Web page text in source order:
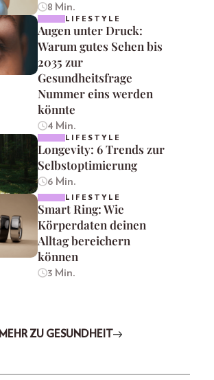
8 Min.
LIFESTYLE
Augen unter Druck:
Warum gutes Sehen bis
2035 zur
Gesundheitsfrage
Nummer eins werden
könnte
4 Min.
LIFESTYLE
Longevity: 6 Trends zur
Selbstoptimierung
6 Min.
LIFESTYLE
Smart Ring: Wie
Körperdaten deinen
Alltag bereichern
können
3 Min.
MEHR ZU GESUNDHEIT